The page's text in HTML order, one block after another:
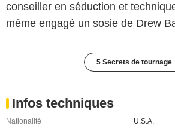
conseiller en séduction et
même engagé un sosie de Drew
5 Secrets de tournage
Infos techniques
Nationalité
U.S.A.